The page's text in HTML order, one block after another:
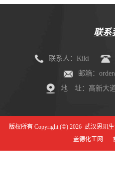
联系
联系人：Kiki
邮箱：
地 址：高新大道
版权所有 Copyright (©) 2026 武汉恩玑
盖德化工网